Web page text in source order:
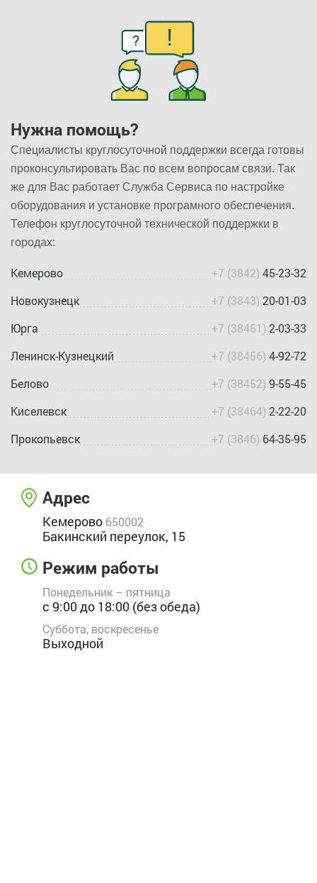
Нужна помощь?
Специалисты круглосуточной поддержки всегда готовы
проконсультировать Вас по всем вопросам связи. Так
же для Вас работает Служба Сервиса по настройке
оборудования и установке програмного обеспечения.
Телефон круглосуточной технической поддержки в
городах:
Кемерово +7 (3842) 45-23-32
Новокузнецк
+7 (3843) 20-01-03
Юрга
+7 (38451) 2-03-33
Ленинск-Кузнецкий
+7 (38456) 4-92-72
Белово
+7 (38452) 9-55-45
Киселевск
+7 (38464) 2-22-20
Прокопьевск
+7 (3846) 64-35-95
Адрес
Кемерово 650002
Бакинский переулок, 15
Режим работы
Понедельник – пятница
с 9:00 до 18:00 (без обеда)
Суббота, воскресенье
Выходной